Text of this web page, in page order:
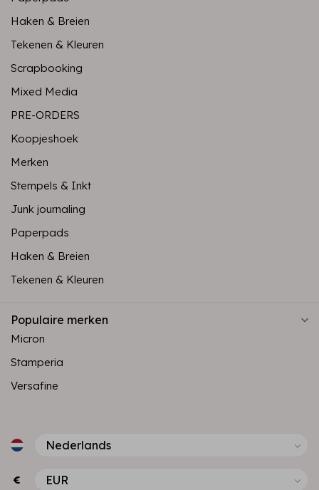
Haken & Breien
Tekenen & Kleuren
Scrapbooking
Mixed Media
PRE-ORDERS
Koopjeshoek
Merken
Stempels & Inkt
Junk journaling
Paperpads
Haken & Breien
Tekenen & Kleuren
Populaire merken
Micron
Stamperia
Versafine
€